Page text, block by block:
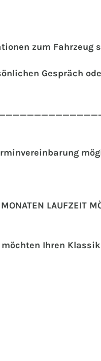
zum Fahrzeug
Gespräch
LAUFZEIT
Ihren